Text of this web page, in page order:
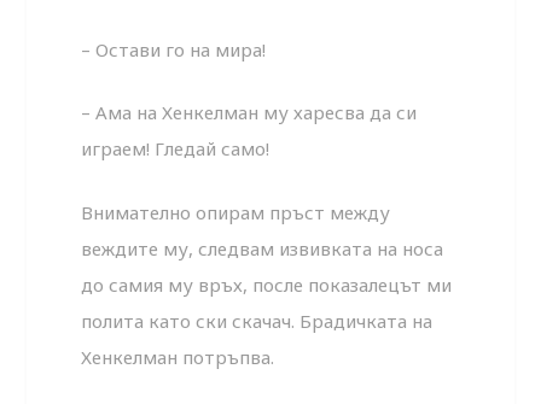
– Остави го на мира!
– Ама на Хенкелман му харесва да си
играем! Гледай само!
Внимателно опирам пръст между
веждите му, следвам извивката на носа
до самия му връх, после показалецът ми
полита като ски скачач. Брадичката на
Хенкелман потръпва.